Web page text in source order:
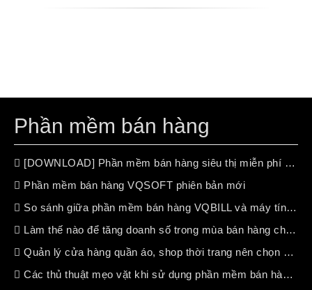
Phần mềm bán hàng
[DOWNLOAD] Phần mềm bán hàng siêu thị miễn phí (free 100%)
Phần mềm bán hàng VQSOFT phiên bản mới
So sánh giữa phần mềm bán hàng VQBILL và máy tính tiền chuyên dụng
Làm thế nào để tăng doanh số trong mùa bán hàng chậm ?
Quản lý cửa hàng quần áo, shop thời trang nên chọn phần mềm bán hàng nào?
Các thủ thuật mẹo vặt khi sử dụng phần mềm bán hàng VQSOFT